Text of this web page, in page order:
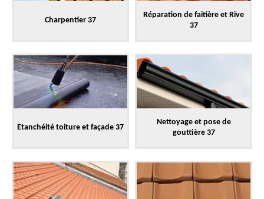
Charpentier 37
Réparation de faitière et Rive
37
Etanchéité toiture et façade 37
Nettoyage et pose de
gouttière 37